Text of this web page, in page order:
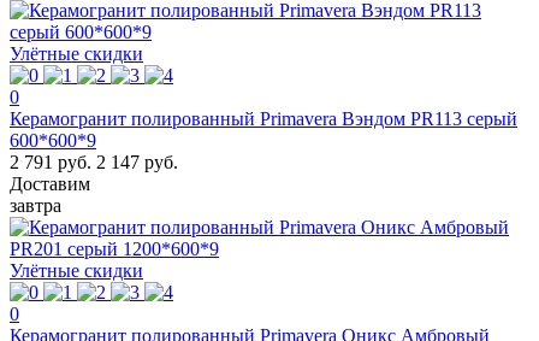
Улётные скидки
0
Керамогранит полированный Primavera Вэндом PR113 серый
600*600*9
2 791 руб. 2 147 руб.
Доставим
завтра
Улётные скидки
0
Керамогранит полированный Primavera Оникс Амбровый